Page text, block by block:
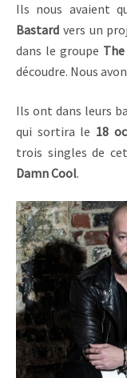
Ils nous avaient
Bastard vers un
dans le groupe
découdre. Nous
Ils ont dans leurs
qui sortira le 18
trois singles de
Damn Cool.